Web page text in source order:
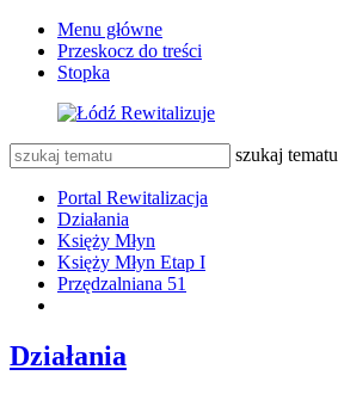
Menu główne
Przeskocz do treści
Stopka
szukaj tematu
Portal Rewitalizacja
Działania
Księży Młyn
Księży Młyn Etap I
Przędzalniana 51
Działania